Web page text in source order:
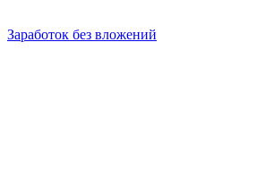
Заработок без вложений